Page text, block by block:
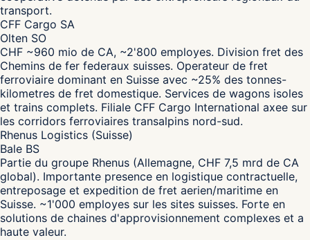
transport.
CFF Cargo SA
Olten SO
CHF ~960 mio de CA, ~2'800 employes. Division fret des
Chemins de fer federaux suisses. Operateur de fret
ferroviaire dominant en Suisse avec ~25% des tonnes-
kilometres de fret domestique. Services de wagons isoles
et trains complets. Filiale CFF Cargo International axee sur
les corridors ferroviaires transalpins nord-sud.
Rhenus Logistics (Suisse)
Bale BS
Partie du groupe Rhenus (Allemagne, CHF 7,5 mrd de CA
global). Importante presence en logistique contractuelle,
entreposage et expedition de fret aerien/maritime en
Suisse. ~1'000 employes sur les sites suisses. Forte en
solutions de chaines d'approvisionnement complexes et a
haute valeur.